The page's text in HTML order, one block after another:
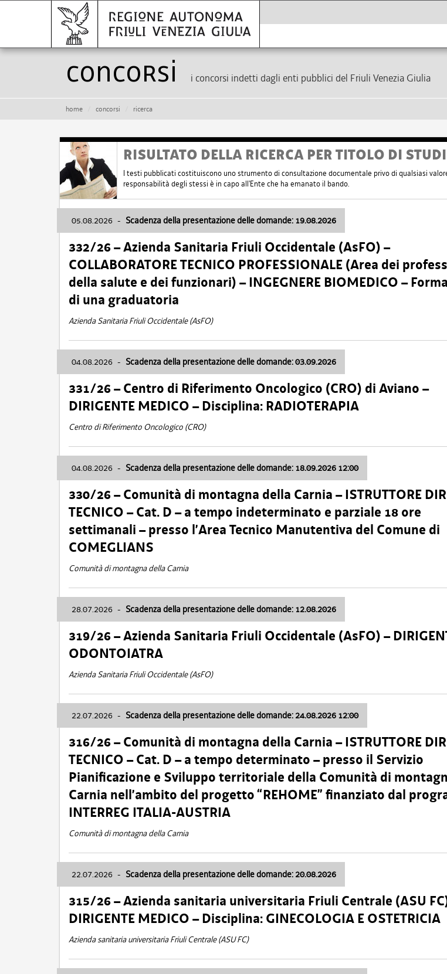
Concorsi i concorsi indetti dagli enti pubblici del Friuli Venezia Giulia
home concorsi ricerca
RISULTATO DELLA RICERCA PER TITOLO DI
I testi pubblicati costituiscono uno strumento di consultazione documentale privo di qualsiasi
responsabilità degli stessi è in capo all'Ente che ha emanato il bando.
05.08.2026 - Scadenza della presentazione delle domande: 19.08.2026
332/26 – Azienda Sanitaria Friuli Occidentale (AsFO) –
COLLABORATORE TECNICO PROFESSIONALE (Area dei
della salute e dei funzionari) – INGEGNERE BIOMEDICO –
di una graduatoria
Azienda Sanitaria Friuli Occidentale (AsFO)
04.08.2026 - Scadenza della presentazione delle domande: 03.09.2026
331/26 – Centro di Riferimento Oncologico (CRO) di Aviano –
DIRIGENTE MEDICO – Disciplina: RADIOTERAPIA
Centro di Riferimento Oncologico (CRO)
04.08.2026 - Scadenza della presentazione delle domande: 18.09.2026 12:00
330/26 – Comunità di montagna della Carnia – ISTRUTTORE
TECNICO – Cat. D – a tempo indeterminato e parziale 18 ore
settimanali – presso l’Area Tecnico Manutentiva del Comune di
COMEGLIANS
Comunità di montagna della Carnia
28.07.2026 - Scadenza della presentazione delle domande: 12.08.2026
319/26 – Azienda Sanitaria Friuli Occidentale (AsFO) –
ODONTOIATRA
Azienda Sanitaria Friuli Occidentale (AsFO)
22.07.2026 - Scadenza della presentazione delle domande: 24.08.2026 12:00
316/26 – Comunità di montagna della Carnia – ISTRUTTORE
TECNICO – Cat. D – a tempo determinato – presso il Servizio
Pianificazione e Sviluppo territoriale della Comunità di
Carnia nell’ambito del progetto “REHOME” finanziato dal
INTERREG ITALIA-AUSTRIA
Comunità di montagna della Carnia
22.07.2026 - Scadenza della presentazione delle domande: 20.08.2026
315/26 – Azienda sanitaria universitaria Friuli Centrale (ASU
DIRIGENTE MEDICO – Disciplina: GINECOLOGIA E OSTETRICIA
Azienda sanitaria universitaria Friuli Centrale (ASU FC)